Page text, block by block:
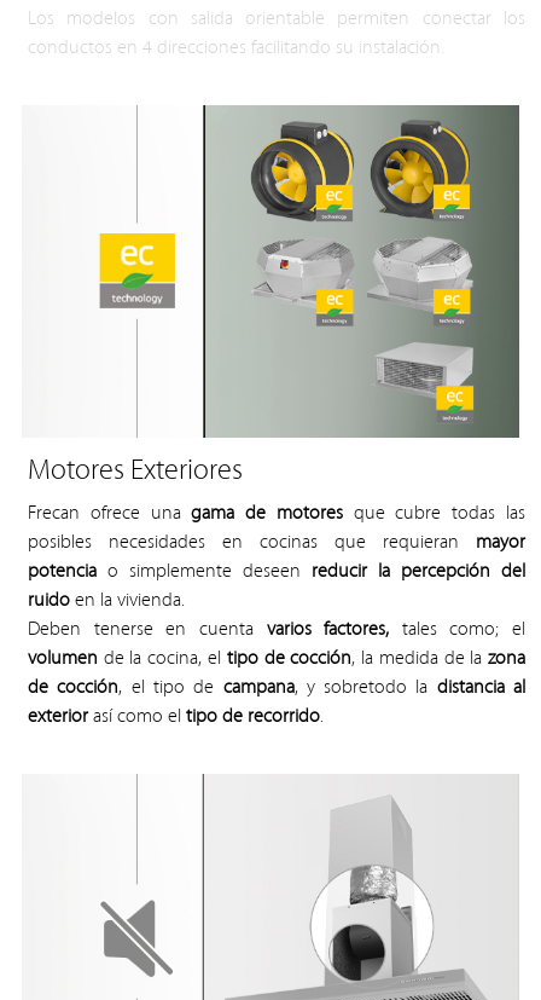
Los modelos con salida orientable permiten conectar los
conductos en 4 direcciones facilitando su instalación.
Motores Exteriores
Frecan ofrece unagama de motoresque cubre todas las
posibles necesidades en cocinas que requieran mayor
potenciao simplemente deseen reducir la percepción del
ruidoen la vivienda.
Deben tenerse en cuenta varios factores, tales como;
el
volumen de la cocina, el tipo de cocción, la medida de lazona
de cocción, el tipo de campana, y sobretodo la distancia al
exteriorasí como el tipo de recorrido.